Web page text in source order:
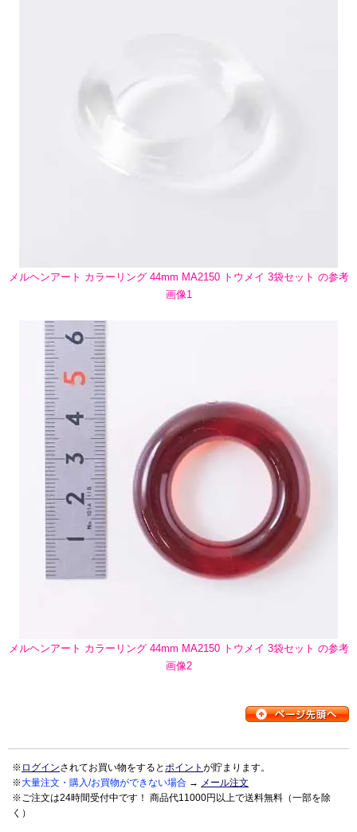
メルヘンアート カラーリング 44mm MA2150 トウメイ 3袋セット の参考
画像1
メルヘンアート カラーリング 44mm MA2150 トウメイ 3袋セット の参考
画像2
※ ログインされてお買い物をするとポイント が貯まります。
※大量注文・購入/お買物ができない場合 → メール注文
※ご注文は24時間受付中です！ 商品代11000円以上で送料無料（一部を除
く）